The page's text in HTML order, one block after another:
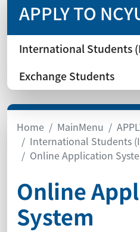
APPLY TO
International Students
Exchange Students
Home MainMenu
International Students
Online Application
Online
System